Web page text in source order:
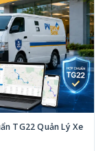
TG22 Quản Lý Xe